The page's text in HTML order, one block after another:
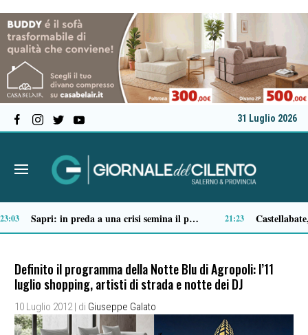
31 Luglio 2026
Ascea, nuova giunta per Sansone: Filippo Dragone vicesindaco, Egidio Criscuolo assessore ai Lavori Pubblici 14:51 Tortorella celebra la Fiera di San Basilio: tra antichi mestieri, bestiame e la musica della Bandabardò 14:49
Definito il programma della Notte Blu di Agropoli: l’11
luglio shopping, artisti di strada e notte dei DJ
10 Luglio 2012 | di Giuseppe Galato